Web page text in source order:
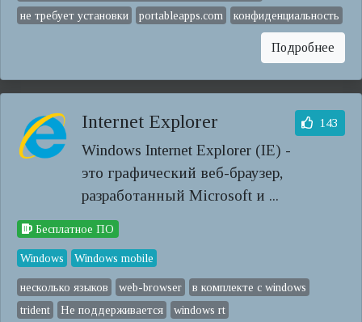
не требует установки
portableapps.com конфиденциальность
Подробнее
Internet Explorer
Windows Internet Explorer (IE) -
это графический веб-браузер,
разработанный Microsoft и ...
143
Бесплатное ПО
Windows Windows mobile
несколько языков web-browser
в комплекте с windows
trident
Не поддерживается windows rt